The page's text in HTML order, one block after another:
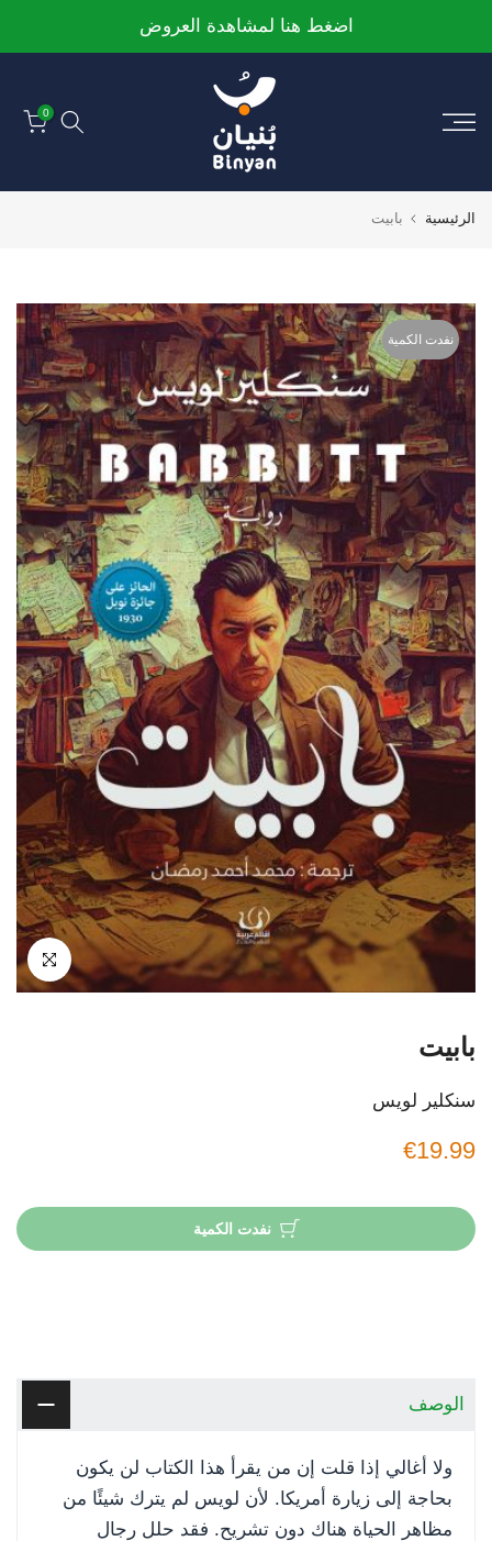
إلى
اضغط هنا لمشاهدة العروض
0
الرئيسية بابيت
نفدت الكمية
انقر للتكبير
بابيت
سنكلير لويس
€19.99
نفدت الكمية
الوصف
ولا أغالي إذا قلت إن من يقرأ هذا الكتاب لن يكون
بحاجة إلى زيارة أمريكا. لأن لويس لم يترك شيئًا من
مظاهر الحياة هناك دون تشريح. فقد حلل رجال